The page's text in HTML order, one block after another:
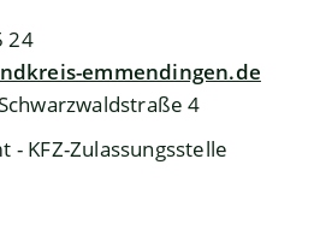
24
emmendingen.de
4
KFZ-Zulassungsstelle